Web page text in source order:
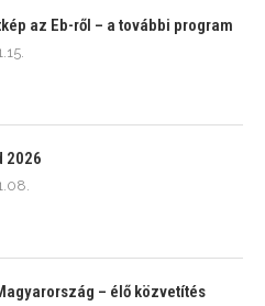
az Eb-ről – a további program
2026
– élő közvetítés